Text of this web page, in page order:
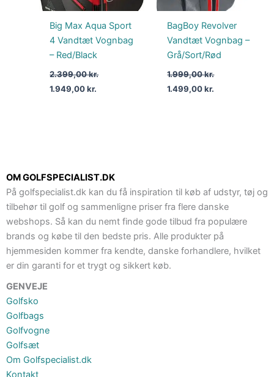
Big Max Aqua Sport
4 Vandtæt Vognbag
– Red/Black
2.399,00kr.
1.949,00kr.
BagBoy Revolver
Vandtæt Vognbag –
Grå/Sort/Rød
1.999,00kr.
1.499,00kr.
OM GOLFSPECIALIST.DK
På golfspecialist.dk kan du få inspiration til køb af udstyr, tøj og
tilbehør til golf og sammenligne priser fra flere danske
webshops. Så kan du nemt finde gode tilbud fra populære
brands og købe til den bedste pris. Alle produkter på
hjemmesiden kommer fra kendte, danske forhandlere, hvilket
er din garanti for et trygt og sikkert køb.
GENVEJE
Golfsko
Golfbags
Golfvogne
Golfsæt
Om Golfspecialist.dk